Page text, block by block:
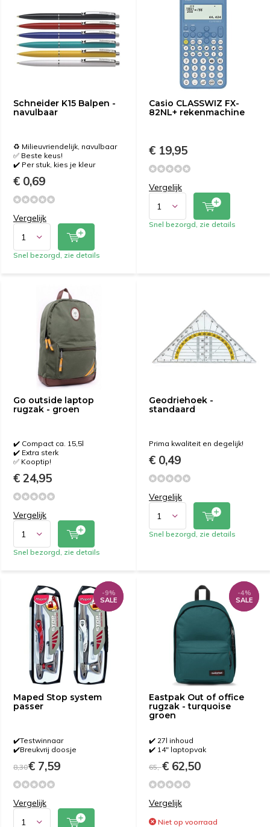
Schneider K15 Balpen -
navulbaar
♻️ Milieuvriendelijk, navulbaar
✅ Beste keus!
✔️ Per stuk, kies je kleur
€ 0,69
Vergelijk
Snel bezorgd, zie details
Casio CLASSWIZ FX-
82NL+ rekenmachine
€ 19,95
Vergelijk
Snel bezorgd, zie details
Go outside laptop
rugzak - groen
✔️ Compact ca. 15,5l
✔️ Extra sterk
✅ Kooptip!
€ 24,95
Vergelijk
Snel bezorgd, zie details
Geodriehoek -
standaard
Prima kwaliteit en degelijk!
€ 0,49
Vergelijk
Snel bezorgd, zie details
Maped Stop system
passer
✔️Testwinnaar
✔️Breukvrij doosje
8,30€ 7,59
-9%
SALE
Vergelijk
-9%
SALE
Eastpak Out of office
rugzak - turquoise
groen
✔️ 27l inhoud
✔️ 14" laptopvak
65,-€ 62,50
-4%
SALE
Vergelijk
Niet op voorraad
-4%
SALE